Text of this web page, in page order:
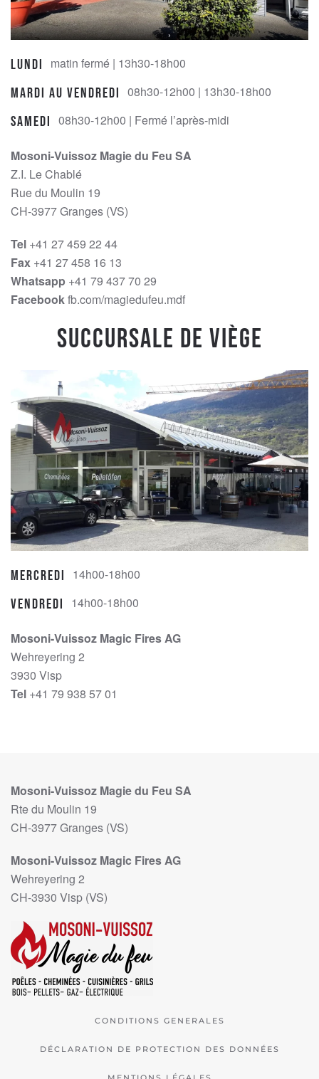
Lundi matin fermé | 13h30-18h00
Mardi au Vendredi 08h30-12h00 | 13h30-18h00
Samedi 08h30-12h00 | Fermé l’après-midi
Mosoni-Vuissoz Magie du Feu SA
Z.I. Le Chablé
Rue du Moulin 19
CH-3977 Granges (VS)
Tel +41 27 459 22 44
Fax +41 27 458 16 13
Whatsapp +41 79 437 70 29
Facebookfb.com/magiedufeu.mdf
Succursale de Viège
Mercredi 14h00-18h00
Vendredi 14h00-18h00
Mosoni-Vuissoz Magic Fires AG
Wehreyering 2
3930 Visp
Tel +41 79 938 57 01
Mosoni-Vuissoz Magie du Feu SA
Rte du Moulin 19
CH-3977 Granges (VS)
Mosoni-Vuissoz Magic Fires AG
Wehreyering 2
CH-3930 Visp (VS)
CONDITIONS GENERALES
DÉCLARATION DE PROTECTION DES DONNÉES